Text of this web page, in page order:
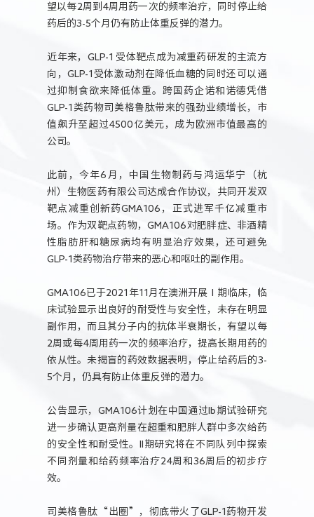
望以每2周到4周用药一次的频率治疗，同时停止给
药后的3-5个月仍有防止体重反弹的潜力。
近年来，GLP-1 受体靶点成为减重药研发的主流方
向，GLP-1受体激动剂在降低血糖的同时还可以通
过抑制食欲来降低体重。跨国药企诺和诺德凭借
GLP-1类药物司美格鲁肽带来的强劲业绩增长，市
值飙升至超过4500亿美元，成为欧洲市值最高的
公司。
此前，今年6月，中国生物制药与鸿运华宁（杭
州）生物医药有限公司达成合作协议，共同开发双
靶点减重创新药GMA106，正式进军千亿减重市
场。作为双靶点药物，GMA106对肥胖症、非酒精
性脂肪肝和糖尿病均有明显治疗效果，还可避免
GLP-1类药物治疗带来的恶心和呕吐的副作用。
GMA106已于2021年11月在澳洲开展Ⅰ期临床，临
床试验显示出良好的耐受性与安全性，未存在明显
副作用，而且其分子内的抗体半衰期长，有望以每
2周或每4周用药一次的频率治疗，提高长期用药的
依从性。未揭盲的药效数据表明，停止给药后的3-
5个月，仍具有防止体重反弹的潜力。
公告显示，GMA106计划在中国通过Ib期试验研究
进一步确认更高剂量在超重和肥胖人群中多次给药
的安全性和耐受性。II期研究将在不同队列中探索
不同剂量和给药频率治疗24周和36周后的初步疗
效。
司美格鲁肽“出圈”，彻底带火了GLP-1药物开发